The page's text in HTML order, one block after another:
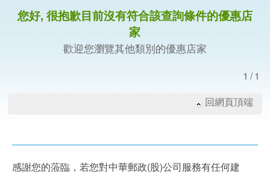
您好, 很抱歉目前沒有符合該查詢條件的優惠店
家
歡迎您瀏覽其他類別的優惠店家
1/1
回網頁頂端
感謝您的蒞臨，若您對中華郵政(股)公司服務有任何建